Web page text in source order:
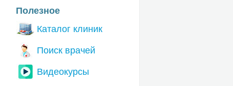
Полезное
Каталог клиник
Поиск врачей
Видеокурсы